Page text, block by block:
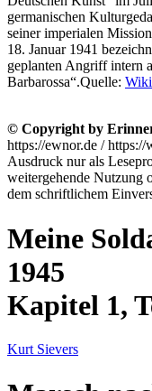
germanischen
seiner imperialen
18. Januar 1941
geplanten Angriff intern
Barbarossa .Quelle:
© Copyright by
https://ewnor.de /
Ausdruck nur als
weitergehende Nutzung
dem schriftlichem
Meine
1945
Kapitel 1,
Kurt Sievers